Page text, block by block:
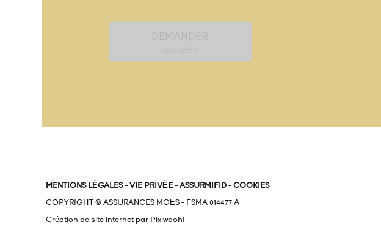
MENTIONS LÉGALES-VIE PRIVÉE-ASSURMIFID-COOKIES
COPYRIGHT © ASSURANCES MOËS - FSMA 014477 A
Création de site internet par Pixiwooh!